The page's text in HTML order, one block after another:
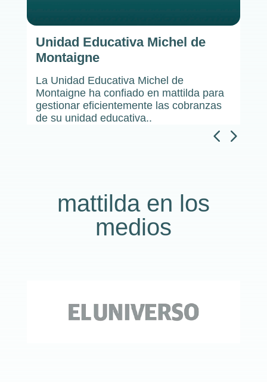
Fisher School
Michel Castro, asistente administrativa
de Fisher School, revela cómo mattilda
ha revolucionado la gestión de pagos en
su Unidad Educativa.
4 5
mattilda en los
medios